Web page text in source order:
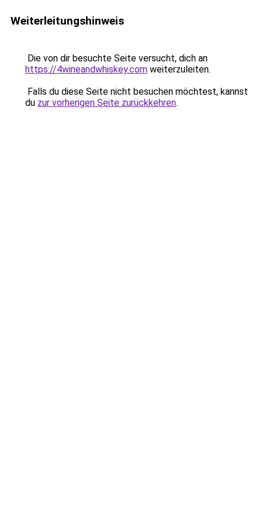
Weiterleitungshinweis
Die von dir besuchte Seite versucht, dich an
https://4wineandwhiskey.com weiterzuleiten.
Falls du diese Seite nicht besuchen möchtest, kannst
du zur vorherigen Seite zurückkehren.